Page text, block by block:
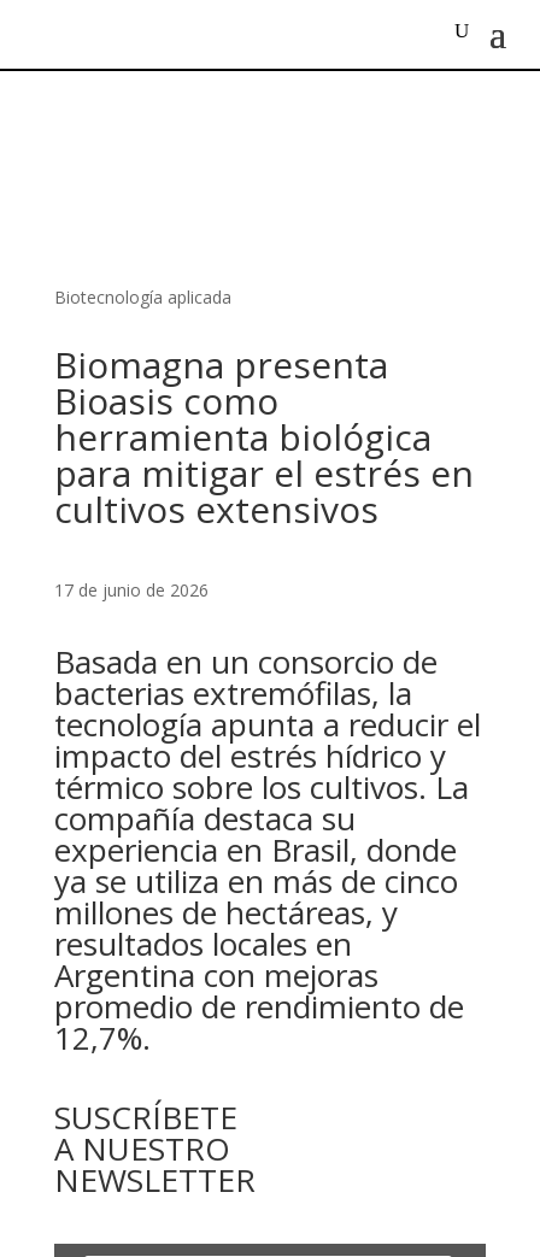
Biotecnología aplicada
Biomagna presenta
Bioasis como
herramienta biológica
para mitigar el estrés en
cultivos extensivos
17 de junio de 2026
Basada en un consorcio de
bacterias extremófilas, la
tecnología apunta a reducir el
impacto del estrés hídrico y
térmico sobre los cultivos. La
compañía destaca su
experiencia en Brasil, donde
ya se utiliza en más de cinco
millones de hectáreas, y
resultados locales en
Argentina con mejoras
promedio de rendimiento de
12,7%.
SUSCRÍBETE
A NUESTRO
NEWSLETTER